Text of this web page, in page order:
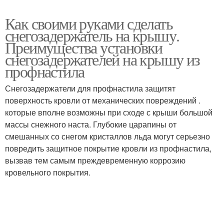
Как своими руками сделать
снегозадержатель на крышу.
Преимущества установки
снегозадержателей на крышу из
профнастила
Снегозадержатели для профнастила защитят
поверхность кровли от механических повреждений .
которые вполне возможны при сходе с крыши большой
массы снежного наста. Глубокие царапины от
смешанных со снегом кристаллов льда могут серьезно
повредить защитное покрытие кровли из профнастила,
вызвав тем самым преждевременную коррозию
кровельного покрытия.